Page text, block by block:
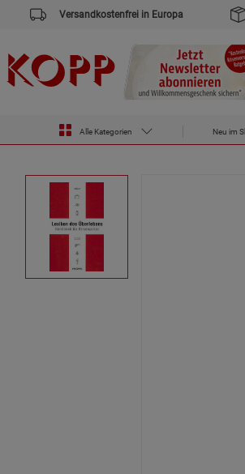
Versandkostenfrei in Europa
Alle Kategorien Neu im
Zur Startseite des Kopp Verlag Online-Shop
Bücher Lexikon des Überlebens